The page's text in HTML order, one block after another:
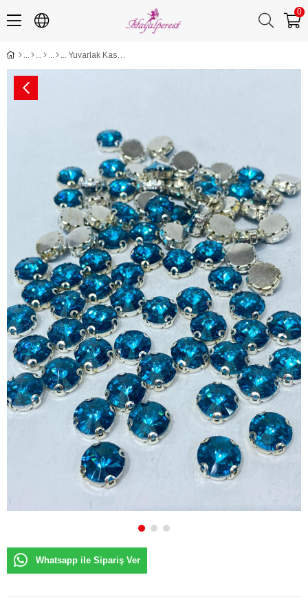
0
Yuvarlak Kasalı Dikme Cam Taş Kristal Boncuk 10 Adet
Whatsapp ile Sipariş Ver